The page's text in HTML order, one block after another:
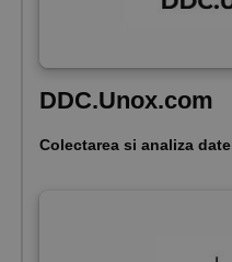
DDC.Unox.com
Colectarea si analiza